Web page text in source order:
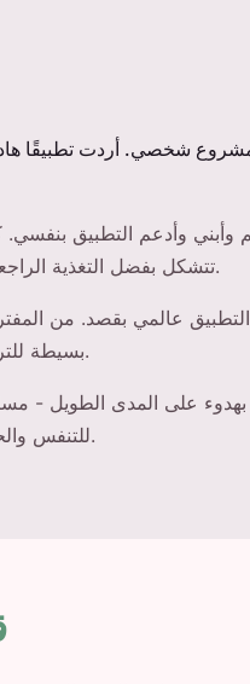
تتشكل بفضل التغذية الراجعة الحقيقية من الأشخاص الذين يستخدمونه في ممارستهم اليومية.
التطبيق عالمي بقصد. من
بسيطة للتركيز والتأمل والثبات الداخلي دون الترويج لأي نظام عقائدي معين.
للتنفس والحركة وتكرار مانتراتك بينما أواصل تحسين التطبيق خلف الكواليس.